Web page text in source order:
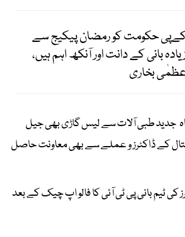
حکومت کو رمضان پیکیج سے
بانی کے دانت اور آنکھ اہم ہیں،
بخاری
جدید طبی آلات سے لیس گاڑی بھی جیل
کے ڈاکٹرز و عملے سے بھی معاونت حاصل
کی ٹیم بانی پی ٹی آئی کا فالو اپ چیک کے بعد